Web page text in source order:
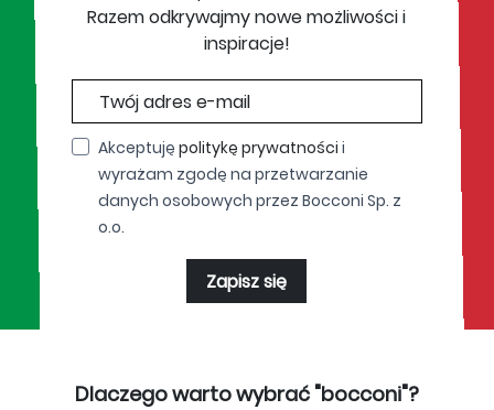
Razem odkrywajmy nowe możliwości i
inspiracje!
Akceptujępolitykę prywatności i
wyrażam zgodę na przetwarzanie
danych osobowych przez Bocconi Sp. z
o.o.
Zapisz się
Dlaczego warto wybrać "bocconi"?